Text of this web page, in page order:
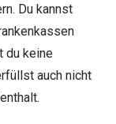
Du kannst
du keine
auch nicht